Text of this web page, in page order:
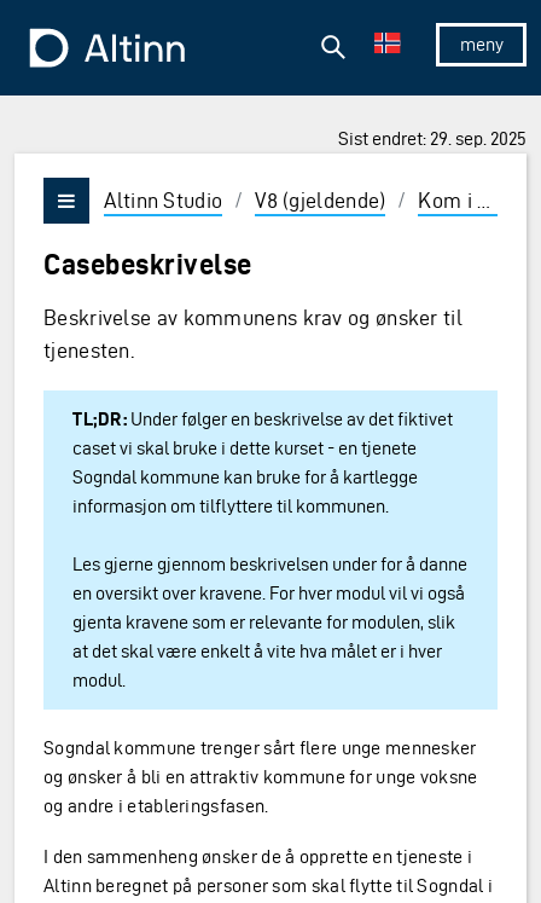
Vis/skjul
Søk
Sist endret: 29. sep. 2025
og Enter for å velge
Vis/skjul meny
Altinn Studio / V8 (gjeldende) / Kom i gang
Casebeskrivelse
Beskrivelse av kommunens krav og ønsker til
tjenesten.
TL;DR: Under følger en beskrivelse av det fiktivet
caset vi skal bruke i dette kurset - en tjenete
Sogndal kommune kan bruke for å kartlegge
informasjon om tilflyttere til kommunen.
Les gjerne gjennom beskrivelsen under for å danne
en oversikt over kravene. For hver modul vil vi også
gjenta kravene som er relevante for modulen, slik
at det skal være enkelt å vite hva målet er i hver
modul.
Sogndal kommune trenger sårt flere unge mennesker
og ønsker å bli en attraktiv kommune for unge voksne
og andre i etableringsfasen.
I den sammenheng ønsker de å opprette en tjeneste i
Altinn beregnet på personer som skal flytte til Sogndal i